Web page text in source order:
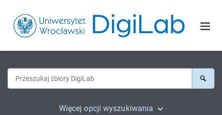
Więcej opcji wyszukiwania